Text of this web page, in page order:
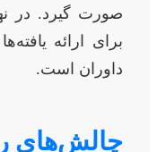
صورت گیرد. در
برای ارائه
داوران است.
چالش‌های